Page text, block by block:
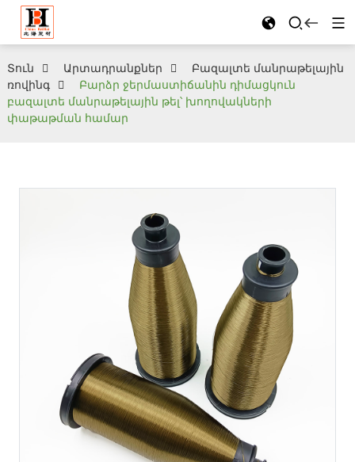
Տուն Արտադրանքներ
Բազալտե մանրաթելային
ռովինգ
Բարձր ջերմաստիճանին դիմացկուն
բազալտե մանրաթելային թել՝ խողովակների
փաթաթման համար